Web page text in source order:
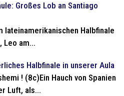
Großes Lob an Santiago
lateinamerikanischen Halbfinale
Leo am...
Halbfinale in unserer Aula
! (8c)Ein Hauch von Spanien
Luft, als...